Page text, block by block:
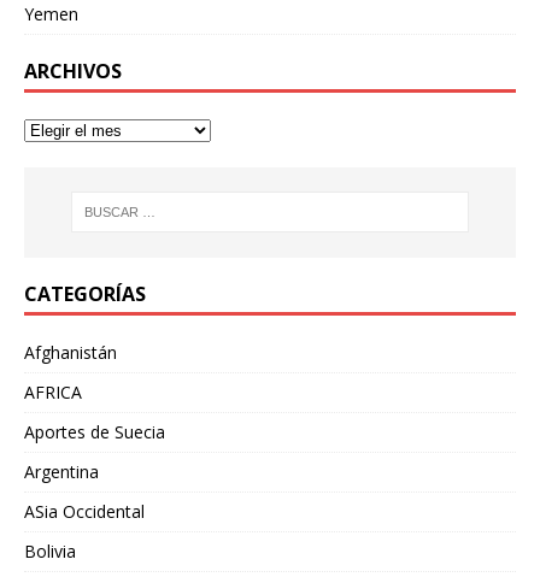
Yemen
ARCHIVOS
CATEGORÍAS
Afghanistán
AFRICA
Aportes de Suecia
Argentina
ASia Occidental
Bolivia